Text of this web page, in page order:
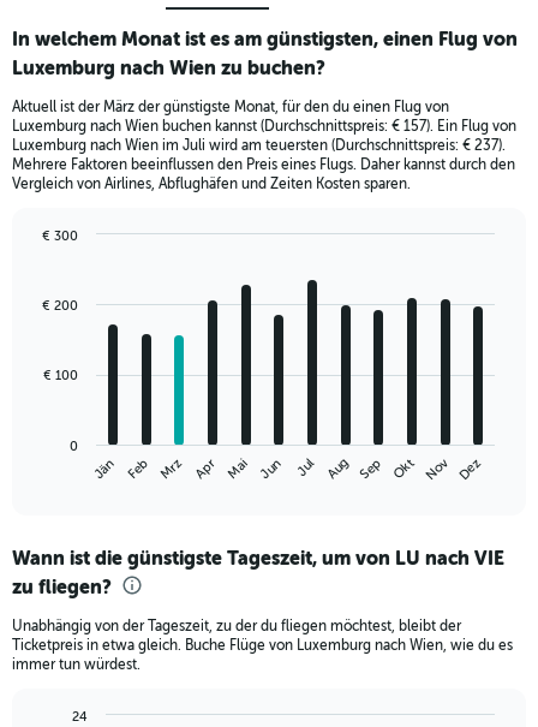
In welchem Monat ist es am günstigsten, einen Flug von
Luxemburg nach Wien zu buchen?
Aktuell ist der März der günstigste Monat, für den du einen Flug von
Luxemburg nach Wien buchen kannst (Durchschnittspreis: € 157). Ein Flug von
Luxemburg nach Wien im Juli wird am teuersten (Durchschnittspreis: € 237).
Mehrere Faktoren beeinflussen den Preis eines Flugs. Daher kannst durch den
Vergleich von Airlines, Abflughäfen und Zeiten Kosten sparen.
12
The
Range:
12
The
chart
Jän Feb Mrz Apr Mai Jun Jul Aug Sep Okt Nov Dez
0
€ 100
€ 200
€ 300
Wann ist die günstigste Tageszeit, um von LU nach VIE
zu fliegen?
Unabhängig von der Tageszeit, zu der du fliegen möchtest, bleibt der
Ticketpreis in etwa gleich. Buche Flüge von Luxemburg nach Wien, wie du es
immer tun würdest.
24